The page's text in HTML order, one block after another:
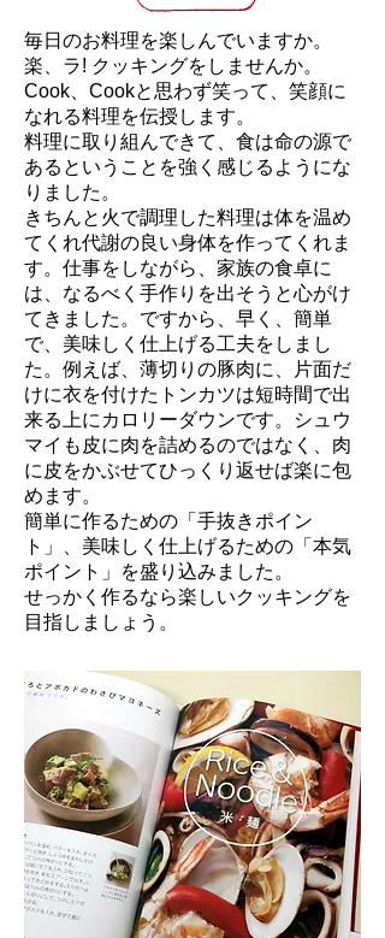
毎日のお料理を楽しんでいますか。
楽、ラ! クッキングをしませんか。
Cook、Cookと思わず笑って、笑顔に
なれる料理を伝授します。
料理に取り組んできて、食は命の源で
あるということを強く感じるようにな
りました。
きちんと火で調理した料理は体を温め
てくれ代謝の良い身体を作ってくれま
す。仕事をしながら、家族の食卓に
は、なるべく手作りを出そうと心がけ
てきました。ですから、早く、簡単
で、美味しく仕上げる工夫をしまし
た。 例えば、薄切りの豚肉に、片面だ
けに衣を付けたトンカツは短時間で出
来る上にカロリーダウンです。シュウ
マイも皮に肉を詰めるのではなく、肉
に皮をかぶせてひっくり返せば楽に包
めます。
簡単に作るための「手抜きポイン
ト」、美味しく仕上げるための「本気
ポイント」を盛り込みました。
せっかく作るなら楽しいクッキングを
目指しましょう。